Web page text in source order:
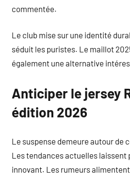
commentée.
Le club mise sur une identité
séduit les puristes. Le maillot
également une alternative
Anticiper le jersey
édition 2026
Le suspense demeure autour de
Les tendances actuelles laissent
innovant. Les rumeurs